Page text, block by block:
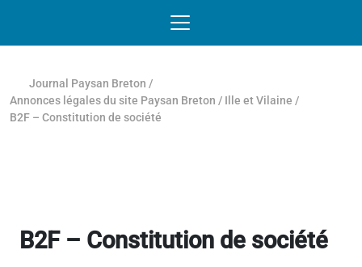
Journal Paysan Breton /
Annonces légales du site Paysan Breton / Ille et Vilaine /
B2F – Constitution de société
B2F – Constitution de société